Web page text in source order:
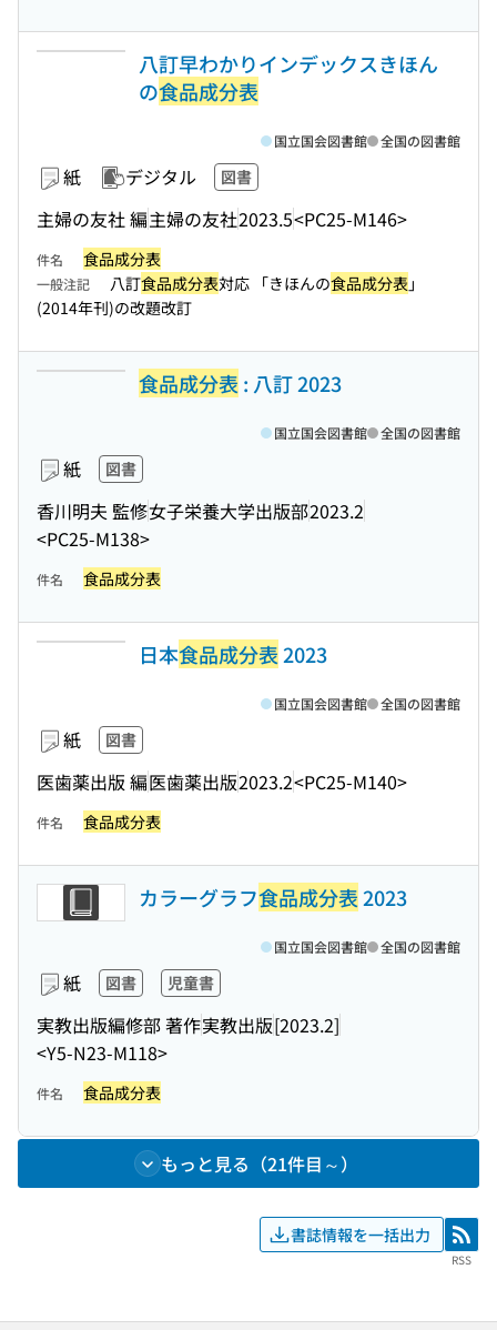
八訂早わかりインデックスきほん
の食品成分表
紙 デジタル 図書
主婦の友社 編主婦の友社2023.5<PC25-M146>
国立国会図書館 全国の図書館
件名 食品成分表
一般注記 八訂食品成分表対応 「きほんの食品成分表 」
(2014年刊)の改題改訂
食品成分表 : 八訂 2023
紙 図書
香川明夫 監修女子栄養大学出版部2023.2
<PC25-M138>
国立国会図書館 全国の図書館
件名 食品成分表
日本食品成分表2023
紙 図書
医歯薬出版 編医歯薬出版2023.2<PC25-M140>
国立国会図書館 全国の図書館
件名 食品成分表
カラーグラフ食品成分表2023
紙 図書 児童書
実教出版編修部 著作実教出版[2023.2]
<Y5-N23-M118>
国立国会図書館 全国の図書館
件名 食品成分表
もっと見る（21件目～）
書誌情報を一括出力 RSS
RSS